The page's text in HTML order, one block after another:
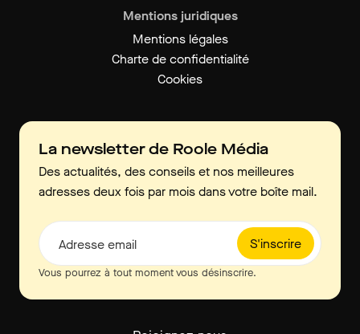
Mentions juridiques
Mentions légales
Charte de confidentialité
Cookies
La newsletter de Roole Média
Des actualités, des conseils et nos meilleures
adresses deux fois par mois dans votre boîte mail.
S'inscrire
Adresse email
Vous pourrez à tout moment vous désinscrire.